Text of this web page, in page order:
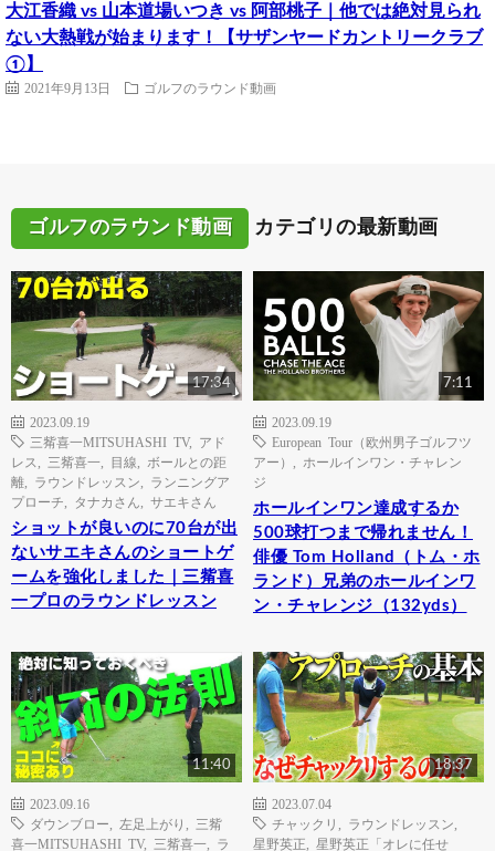
大江香織 vs 山本道場いつき vs 阿部桃子｜他では絶対見られ
ない大熱戦が始まります！【サザンヤードカントリークラブ
①】
2021年9月13日 ゴルフのラウンド動画
ゴルフのラウンド動画 カテゴリの最新動画
17:34
2023.09.19
三觜喜一MITSUHASHI TV, アド
レス
三觜喜一 目線
ボールとの距
離
ラウンドレッスン
ランニングア
プローチ
タナカさん サエキさん
ショットが良いのに70台が出
ないサエキさんのショートゲ
ームを強化しました｜三觜喜
一プロのラウンドレッスン
7:11
2023.09.19
European Tour（欧州男子ゴルフツ
アー）
ホールインワン・チャレン
ジ
ホールインワン達成するか
500球打つまで帰れません！
俳優 Tom Holland（トム・ホ
ランド）兄弟のホールインワ
ン・チャレンジ（132yds）
11:40
2023.09.16
ダウンブロー
左足上がり
三觜
喜一MITSUHASHI TV, 三觜喜一
ラ
18:37
2023.07.04
チャックリ
ラウンドレッスン
星野英正
星野英正「オレに任せ